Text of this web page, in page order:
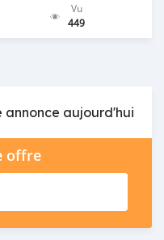
Vu
449
annonce aujourd'hui
offre